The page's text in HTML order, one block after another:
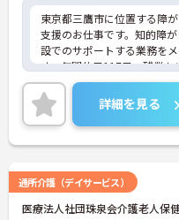
東京都三鷹市に位置する障
支援のお仕事です。知的障
設でのサポートする業務を
す。年間休日117日、残業
方には、面接対策ポイント
しいたしますのでお気軽に
詳細を見る
通所介護（デイサービス）
医療法人社団珠泉会介護老人保